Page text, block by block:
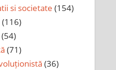
si societate (154)
(116)
(54)
(71)
(36)